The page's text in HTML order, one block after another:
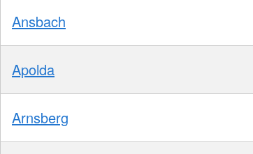
Ansbach
Apolda
Arnsberg